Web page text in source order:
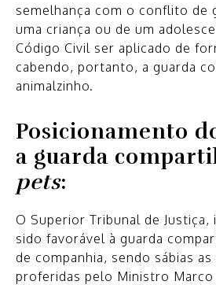
semelhança com o conflito de
uma criança ou de um
Código Civil ser aplicado de
cabendo, portanto, a guarda
animalzinho.
Posicionamento
a guarda
pets:
O Superior Tribunal de
sido favorável à guarda
de companhia, sendo sábias as
proferidas pelo Ministro Marco